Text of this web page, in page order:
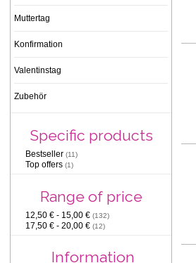
Muttertag
Konfirmation
Valentinstag
Zubehör
Specific products
Bestseller (11)
Top offers (1)
Range of price
12,50 € - 15,00 € (132)
17,50 € - 20,00 € (12)
Information